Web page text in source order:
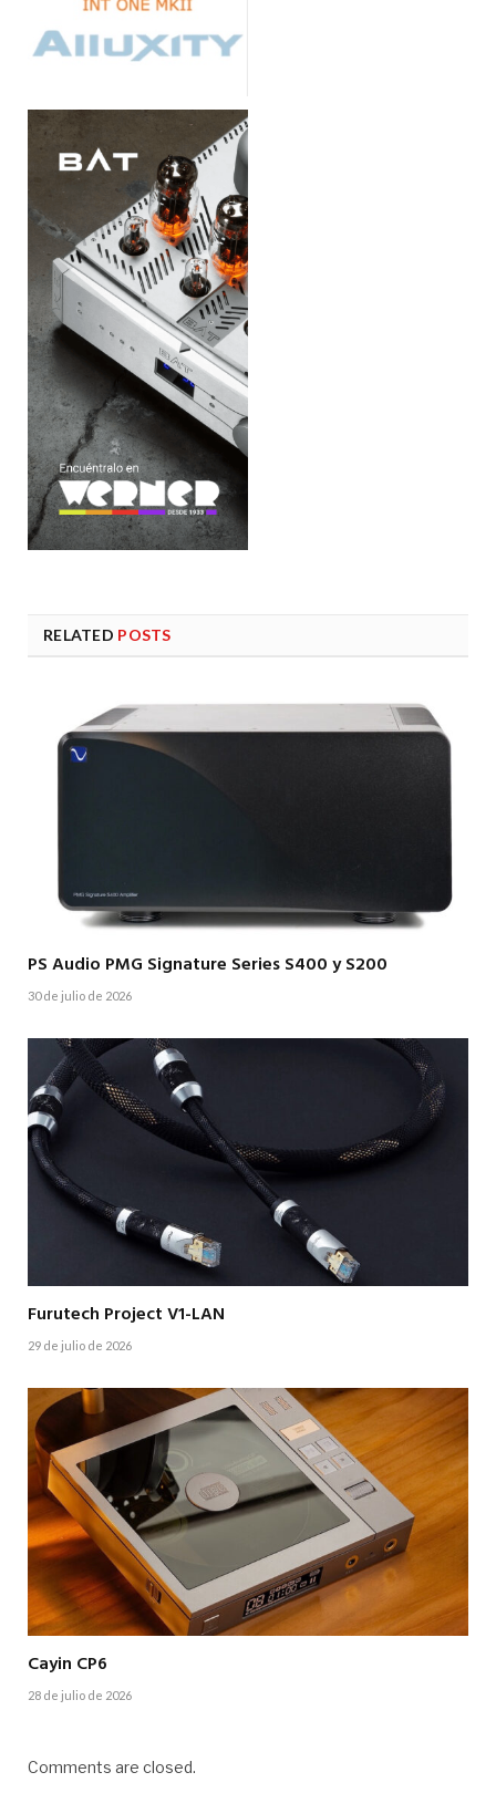
RELATED POSTS
PS Audio PMG Signature Series S400 y S200
30 de julio de 2026
Furutech Project V1-LAN
29 de julio de 2026
Cayin CP6
28 de julio de 2026
Comments are closed.